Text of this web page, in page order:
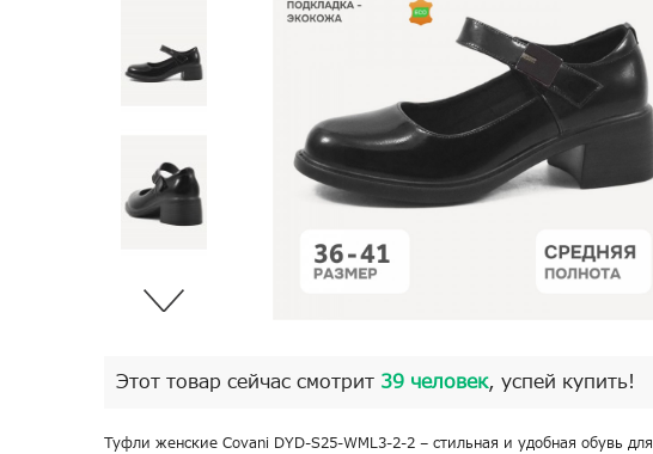
Этот товар сейчас смотрит 39 человек, успей купить!
Туфли женские Covani DYD-S25-WML3-2-2 – стильная и удобная обувь для